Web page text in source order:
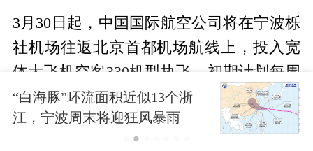
3月30日起，中国国际航空公司将在宁波栎
社机场往返北京首都机场航线上，投入宽
体大飞机空客330机型执飞，初期计划每周
一、二、五往返各1班。具体航班时刻如
下：
“白海豚”环流面积近似13个浙
江，宁波周末将迎狂风暴雨